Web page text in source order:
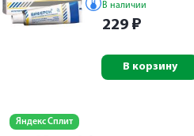
В наличии
229 ₽
В корзину
Яндекс Сплит